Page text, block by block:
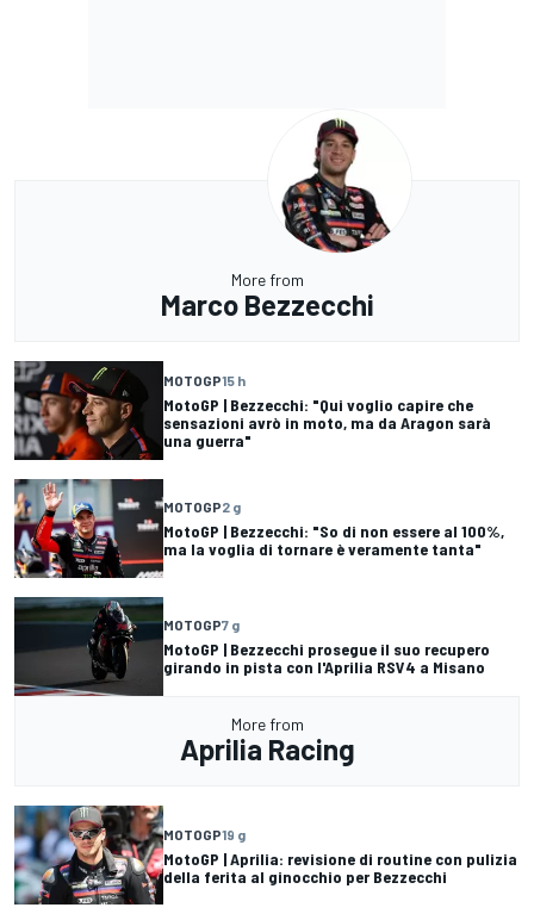
More from
Marco Bezzecchi
MOTOGP15 h
MotoGP | Bezzecchi: "Qui voglio capire che
sensazioni avrò in moto, ma da Aragon sarà
una guerra"
MOTOGP2 g
MotoGP | Bezzecchi: "So di non essere al 100%,
ma la voglia di tornare è veramente tanta"
MOTOGP7 g
MotoGP | Bezzecchi prosegue il suo recupero
girando in pista con l'Aprilia RSV4 a Misano
More from
Aprilia Racing
MOTOGP19 g
MotoGP | Aprilia: revisione di routine con pulizia
della ferita al ginocchio per Bezzecchi